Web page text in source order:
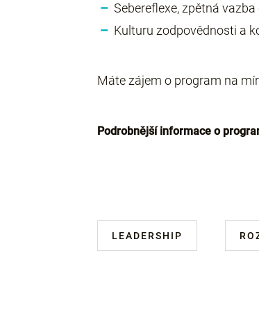
– Sebereflexe, zpětná
– Kulturu zodpovědnosti a
Máte zájem o program na
Podrobnější informace o
LEADERSHIP